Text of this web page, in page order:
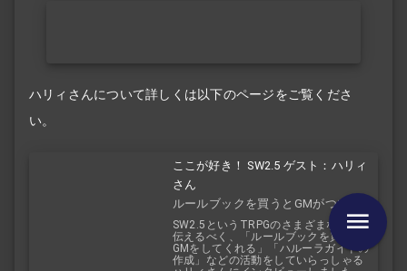
ハリィさんについて詳しくは以下のページをご覧くださ
い。
ここが好き！ SW2.5 ゲスト：ハリィ
さん
ルールブックを買うとGMがついてく
る！？
SW2.5というTRPGのさまざまな魅力を
伝えるべく、「ルールブックを買うと
GMをしてくれる」「ハルーラガイドの
作成」などの活動をしていらっしゃる